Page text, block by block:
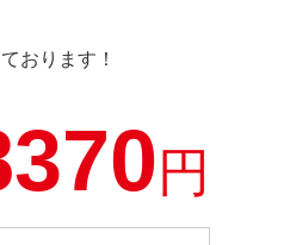
おります！
円